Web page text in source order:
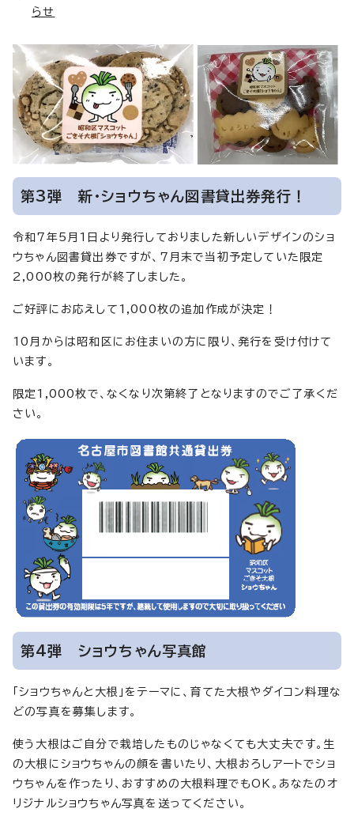
らせ
第3弾 新・ショウちゃん図書貸出券発行！
令和7年5月1日より発行しておりました新しいデザインのショ
ウちゃん図書貸出券ですが、7月末で当初予定していた限定
2,000枚の発行が終了しました。
ご好評にお応えして1,000枚の追加作成が決定！
10月からは昭和区にお住まいの方に限り、発行を受け付けて
います。
限定1,000枚で、なくなり次第終了となりますのでご了承くだ
さい。
第4弾 ショウちゃん写真館
「ショウちゃんと大根」をテーマに、育てた大根やダイコン料理な
どの写真を募集します。
使う大根はご自分で栽培したものじゃなくても大丈夫です。生
の大根にショウちゃんの顔を書いたり、大根おろしアートでショ
ウちゃんを作ったり、おすすめの大根料理でもOK。あなたのオ
リジナルショウちゃん写真を送ってください。